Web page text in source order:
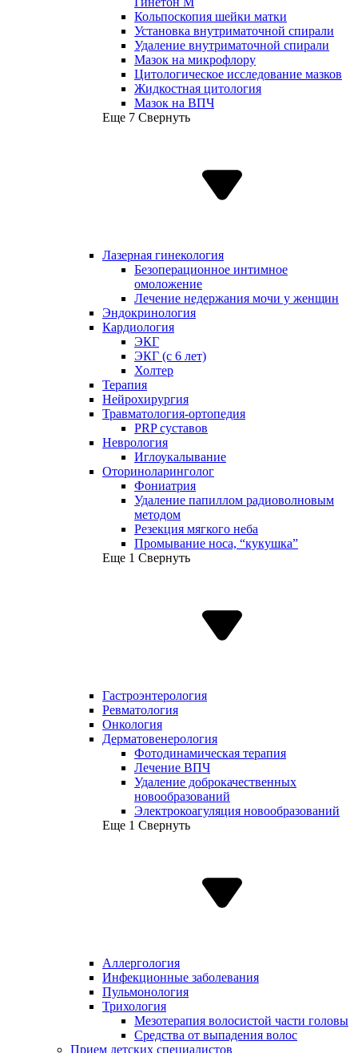
Кольпоскопия шейки матки
Установка внутриматочной спирали
Удаление внутриматочной спирали
Мазок на микрофлору
Цитологическое исследование мазков
Жидкостная цитология
Мазок на ВПЧ
Еще 7 Свернуть
Лазерная гинекология
Безоперационное интимное
омоложение
Лечение недержания мочи у женщин
Эндокринология
Кардиология
ЭКГ
ЭКГ (с 6 лет)
Холтер
Терапия
Нейрохирургия
Травматология-ортопедия
PRP суставов
Неврология
Иглоукалывание
Оториноларинголог
Фониатрия
Удаление папиллом радиоволновым
методом
Резекция мягкого неба
Промывание носа, “кукушка”
Еще 1 Свернуть
Гастроэнтерология
Ревматология
Онкология
Дерматовенерология
Фотодинамическая терапия
Лечение ВПЧ
Удаление доброкачественных
новообразований
Электрокоагуляция новообразований
Еще 1 Свернуть
Аллергология
Инфекционные заболевания
Пульмонология
Трихология
Мезотерапия волосистой части головы
Средства от выпадения волос
Прием детских специалистов